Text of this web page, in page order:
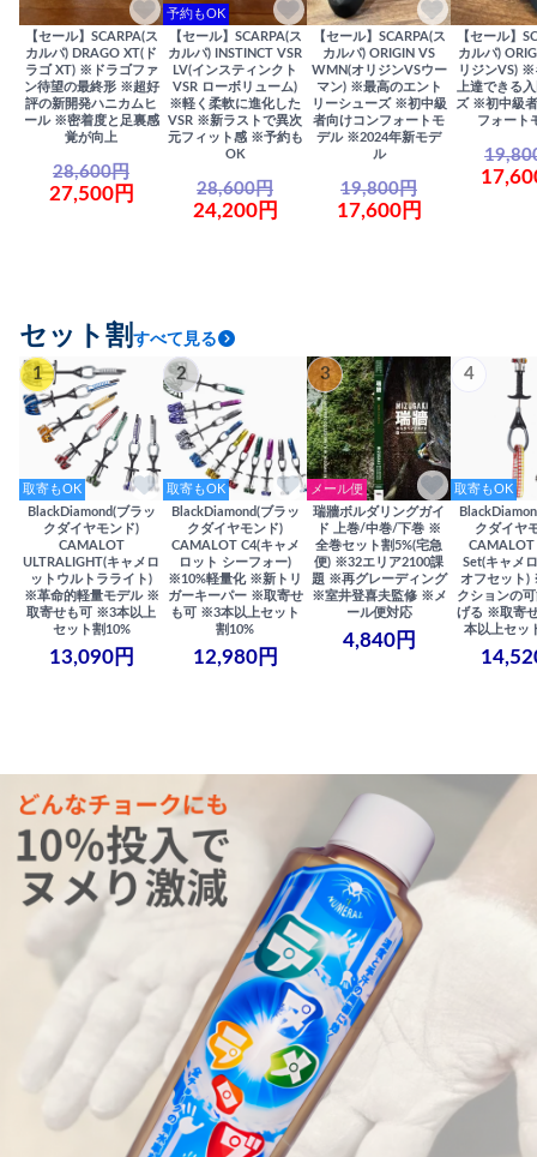
【セール】SCARPA(ス
カルパ) DRAGO XT(ド
ラゴ XT) ※ドラゴファ
ン待望の最終形 ※超好
評の新開発ハニカムヒ
ール ※密着度と足裏感
覚が向上
28,600円
27,500円
予約もOK
【セール】SCARPA(ス
カルパ) INSTINCT VSR
LV(インスティンクト
VSR ローボリューム)
※軽く柔軟に進化した
VSR ※新ラストで異次
元フィット感 ※予約も
OK
28,600円
24,200円
【セール】SCARPA(ス
カルパ) ORIGIN VS
WMN(オリジンVSウー
マン) ※最高のエント
リーシューズ ※初中級
者向けコンフォートモ
デル ※2024年新モデ
ル
19,800円
17,600円
【セール】
カルパ)
リジンVS) ※
上達できる
ズ ※初中級
フォート
セット割 すべて見る
1
取寄もOK
BlackDiamond(ブラッ
クダイヤモンド)
CAMALOT
ULTRALIGHT(キャメロ
ットウルトラライト)
※革命的軽量モデル ※
取寄せも可 ※3本以上
セット割10%
13,090円
2
取寄もOK
BlackDiamond(ブラッ
クダイヤモンド)
CAMALOT C4(キャメ
ロット シーフォー)
※10%軽量化 ※新トリ
ガーキーパー ※取寄せ
も可 ※3本以上セット
割10%
12,980円
3
メール便
瑞牆ボルダリングガイ
ド 上巻/中巻/下巻 ※
全巻セット割5%(宅急
便) ※32エリア2100課
題 ※再グレーディング
※室井登喜夫監修 ※メ
ール便対応
4,840円
4
取寄もOK
クダイヤ
Set(キャメ
オフセット)
クションの
げる ※取寄
本以上セッ